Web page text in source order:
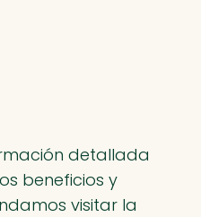
detallada
beneficios y
visitar la